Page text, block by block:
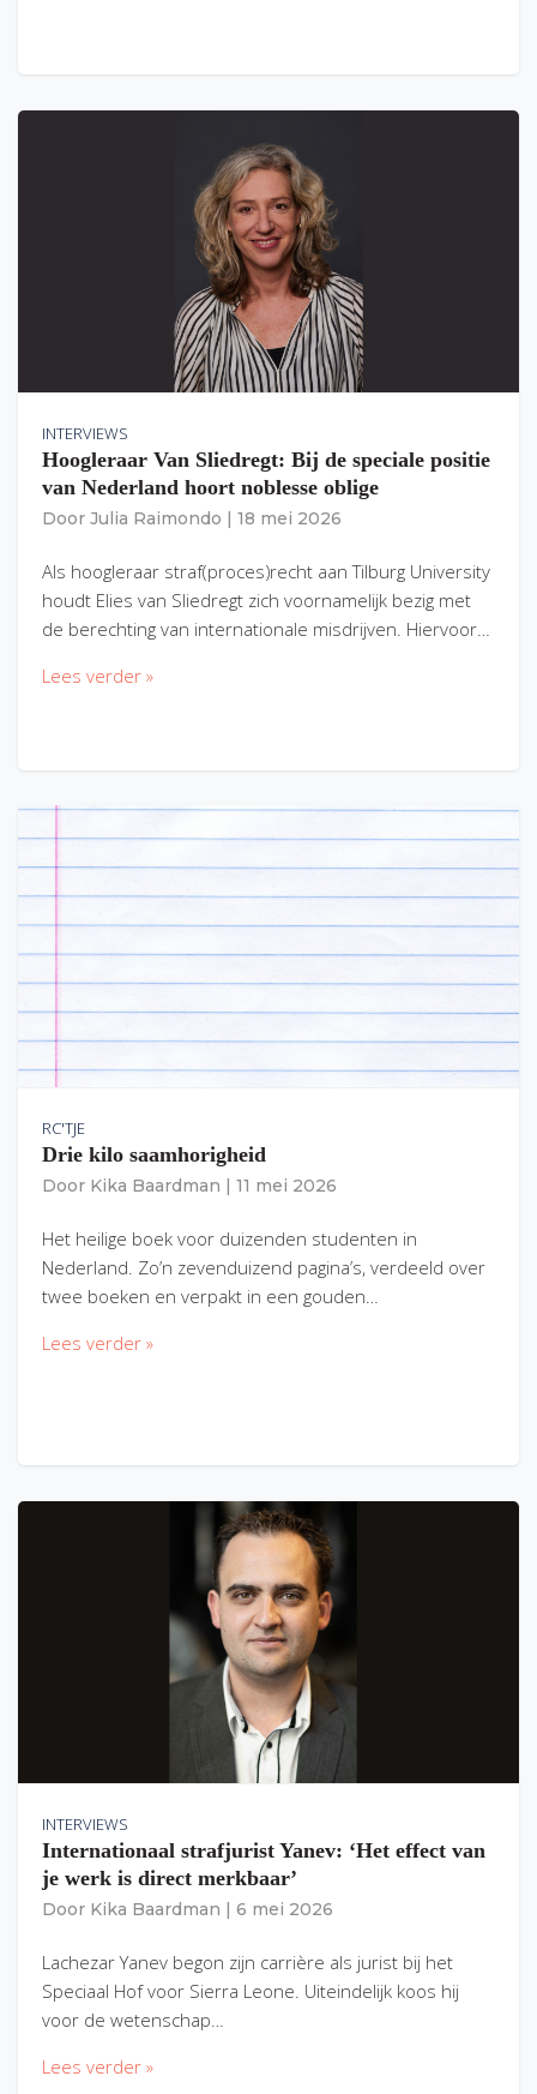
INTERVIEWS
Hoogleraar Van Sliedregt: Bij de speciale positie
van Nederland hoort noblesse oblige
Door Julia Raimondo 18 mei 2026
Als hoogleraar straf(proces)recht aan Tilburg University
houdt Elies van Sliedregt zich voornamelijk bezig met
de berechting van internationale misdrijven. Hiervoor…
Lees verder »
RC'TJE
Drie kilo saamhorigheid
Door Kika Baardman 11 mei 2026
Het heilige boek voor duizenden studenten in
Nederland. Zo’n zevenduizend pagina’s, verdeeld over
twee boeken en verpakt in een gouden…
Lees verder »
INTERVIEWS
Internationaal strafjurist Yanev: ‘Het effect van
je werk is direct merkbaar’
Door Kika Baardman 6 mei 2026
Lachezar Yanev begon zijn carrière als jurist bij het
Speciaal Hof voor Sierra Leone. Uiteindelijk koos hij
voor de wetenschap…
Lees verder »